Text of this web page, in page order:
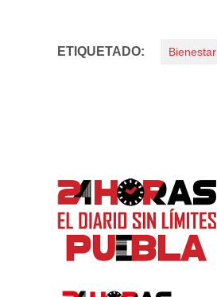
ETIQUETADO: Bienestar